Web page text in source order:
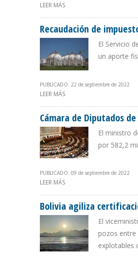
LEER MÁS
Recaudación de
El Servicio
un aporte
PUBLICADO: 22 de septiembre de 2022
LEER MÁS
Cámara de Diputados
El ministro
por 582,2
PUBLICADO: 09 de septiembre de 2022
LEER MÁS
Bolivia agiliza
El
pozos
explotables